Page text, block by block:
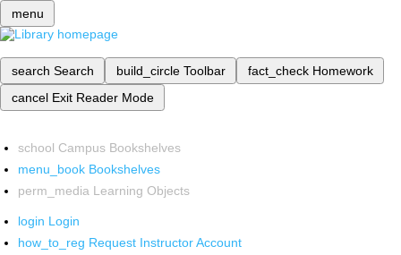
menu
search Search build_circle Toolbar fact_check Homework
cancel Exit Reader Mode
school Campus Bookshelves
menu_book Bookshelves
perm_media Learning Objects
login Login
how_to_reg Request Instructor Account